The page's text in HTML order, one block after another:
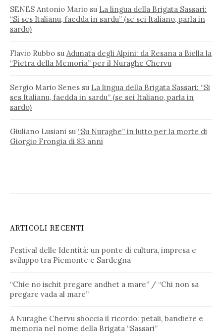
SENES Antonio Mario su La lingua della Brigata Sassari:
“Si ses Italianu, faedda in sardu” (se sei Italiano, parla in
sardo)
Flavio Rubbo su Adunata degli Alpini: da Resana a Biella la
“Pietra della Memoria” per il Nuraghe Chervu
Sergio Mario Senes su La lingua della Brigata Sassari: “Si
ses Italianu, faedda in sardu” (se sei Italiano, parla in
sardo)
Giuliano Lusiani su “Su Nuraghe” in lutto per la morte di
Giorgio Frongia di 83 anni
ARTICOLI RECENTI
Festival delle Identità: un ponte di cultura, impresa e
sviluppo tra Piemonte e Sardegna
“Chie no ischit pregare andhet a mare” / “Chi non sa
pregare vada al mare”
A Nuraghe Chervu sboccia il ricordo: petali, bandiere e
memoria nel nome della Brigata “Sassari”